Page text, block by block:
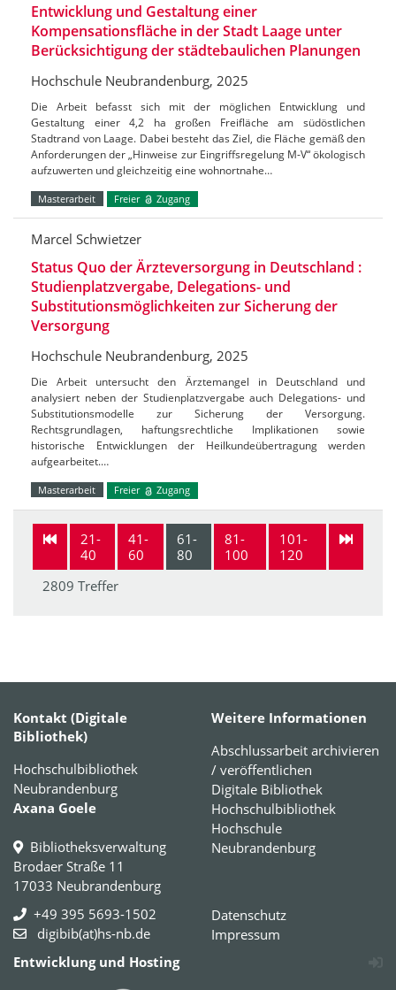
Entwicklung und Gestaltung einer
Kompensationsfläche in der Stadt Laage unter
Berücksichtigung der städtebaulichen Planungen
Hochschule Neubrandenburg, 2025
Die Arbeit befasst sich mit der möglichen Entwicklung und
Gestaltung einer 4,2 ha großen Freifläche am südöstlichen
Stadtrand von Laage. Dabei besteht das Ziel, die Fläche gemäß den
Anforderungen der „Hinweise zur Eingriffsregelung M-V“ ökologisch
aufzuwerten und gleichzeitig eine wohnortnahe…
Masterarbeit Freier Zugang
Marcel Schwietzer
Status Quo der Ärzteversorgung in Deutschland :
Studienplatzvergabe, Delegations- und
Substitutionsmöglichkeiten zur Sicherung der
Versorgung
Hochschule Neubrandenburg, 2025
Die Arbeit untersucht den Ärztemangel in Deutschland und
analysiert neben der Studienplatzvergabe auch Delegations- und
Substitutionsmodelle zur Sicherung der Versorgung.
Rechtsgrundlagen, haftungsrechtliche Implikationen sowie
historische Entwicklungen der Heilkundeübertragung werden
aufgearbeitet.…
Masterarbeit Freier Zugang
21-
40
41-
60
61-
80
81-
100
101-
120
2809 Treffer
Kontakt (Digitale
Bibliothek)
Hochschulbibliothek
Neubrandenburg
Axana Goele
Bibliotheksverwaltung
Brodaer Straße 11
17033 Neubrandenburg
+49 395 5693-1502
digibib(at)hs-nb.de
Weitere Informationen
Abschlussarbeit archivieren
/ veröffentlichen
Digitale Bibliothek
Hochschulbibliothek
Hochschule
Neubrandenburg
Datenschutz
Impressum
Entwicklung und Hosting